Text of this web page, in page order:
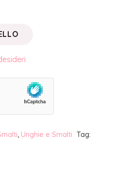
, Unghie e Smalti Tag: